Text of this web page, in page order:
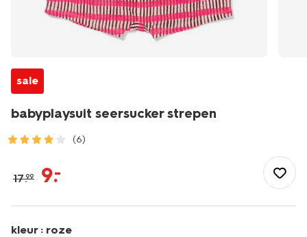
sale
babyplaysuit seersucker strepen
(6)
seersucker-
strepen-
17.99 9.–
kleur : roze